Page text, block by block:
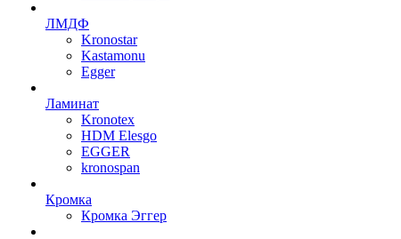
ЛМДФ
Kronostar
Kastamonu
Egger
Ламинат
Kronotex
HDM Elesgo
EGGER
kronospan
Кромка
Кромка Эггер